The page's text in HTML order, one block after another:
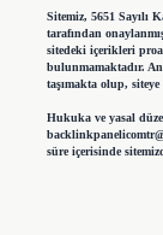
Sitemiz, 5651 Sayılı
tarafından
sitedeki içerikleri
bulunmamaktadır.
taşımakta olup,
Hukuka ve yasal
süre içerisinde